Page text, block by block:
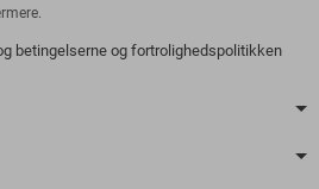
betingelserne og fortrolighedspolitikken